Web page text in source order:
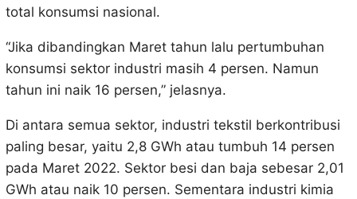
total konsumsi nasional.
“Jika dibandingkan Maret tahun lalu pertumbuhan
konsumsi sektor industri masih 4 persen. Namun
tahun ini naik 16 persen,” jelasnya.
Di antara semua sektor, industri tekstil berkontribusi
paling besar, yaitu 2,8 GWh atau tumbuh 14 persen
pada Maret 2022. Sektor besi dan baja sebesar 2,01
GWh atau naik 10 persen. Sementara industri kimia